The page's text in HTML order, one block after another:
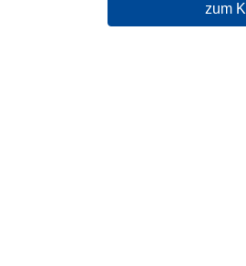
zum